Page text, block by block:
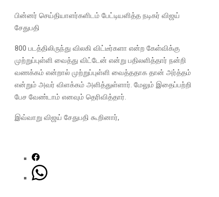
பின்னர் செய்தியாளர்களிடம் பேட்டியளித்த நடிகர் விஜய்
சேதுபதி
800 படத்திலிருந்து விலகி விட்டீர்களா என்ற கேள்விக்கு
முற்றுப்புள்ளி வைத்து விட்டேன் என்று பதிலளித்தார் நன்றி
வணக்கம் என்றால் முற்றுப்புள்ளி வைத்ததாக தான் அர்த்தம்
என்றும் அவர் விளக்கம் அளித்துள்ளார். மேலும் இதைப்பற்றி
பேச வேண்டாம் எனவும் தெரிவித்தார்.
இவ்வாறு விஜய் சேதுபதி கூறினார்,